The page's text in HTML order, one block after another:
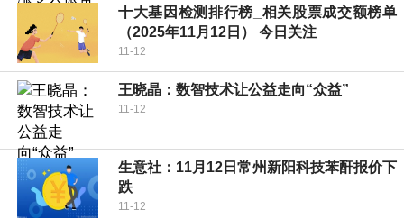
十大基因检测排行榜_相关股票成交额榜单
（2025年11月12日） 今日关注
11-12
王晓晶：数智技术让公益走向“众益”
11-12
生意社：11月12日常州新阳科技苯酐报价下
跌
11-12